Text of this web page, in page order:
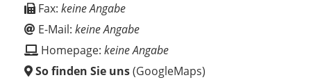
Fax: keine Angabe
E-Mail: keine Angabe
Homepage: keine Angabe
So finden Sie uns(GoogleMaps)